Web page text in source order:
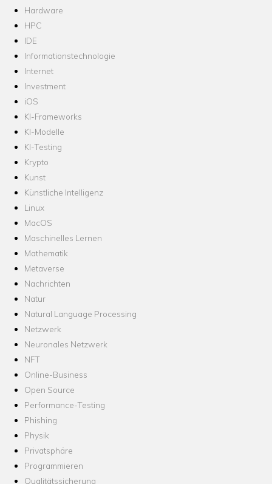
Hardware
HPC
IDE
Informationstechnologie
Internet
Investment
iOS
KI-Frameworks
KI-Modelle
KI-Testing
Krypto
Kunst
Künstliche Intelligenz
Linux
MacOS
Maschinelles Lernen
Mathematik
Metaverse
Nachrichten
Natur
Natural Language Processing
Netzwerk
Neuronales Netzwerk
NFT
Online-Business
Open Source
Performance-Testing
Phishing
Physik
Privatsphäre
Programmieren
Qualitätssicherung